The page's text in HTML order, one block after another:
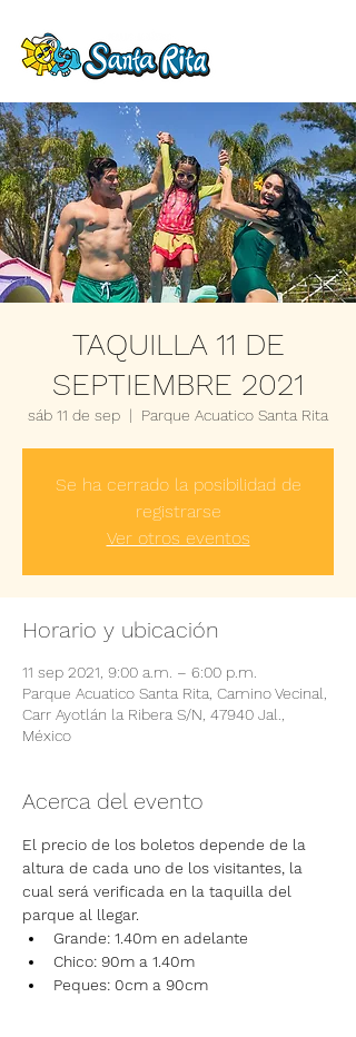
TAQUILLA 11 DE
SEPTIEMBRE 2021
sáb 11 de sep
  |
Parque Acuatico Santa Rita
Se ha cerrado la posibilidad de
registrarse
Ver otros eventos
Horario y ubicación
11 sep 2021, 9:00 a.m. – 6:00 p.m.
Parque Acuatico Santa Rita, Camino Vecinal,
Carr Ayotlán la Ribera S/N, 47940 Jal.,
México
Acerca del evento
El precio de los boletos depende de la
altura de cada uno de los visitantes, la
cual será verificada en la taquilla del
parque al llegar.
Grande: 1.40m en adelante
Chico: 90m a 1.40m
Peques: 0cm a 90cm